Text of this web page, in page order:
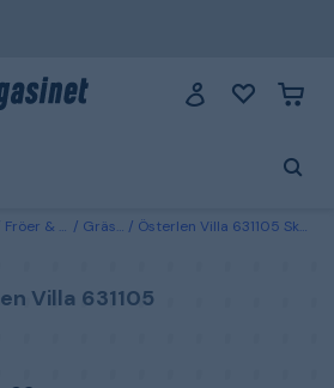
Fröer & lökar Gräsfröer Österlen Villa 631105 Skånefrö Gräsfrö 5 kg
Villa 631105